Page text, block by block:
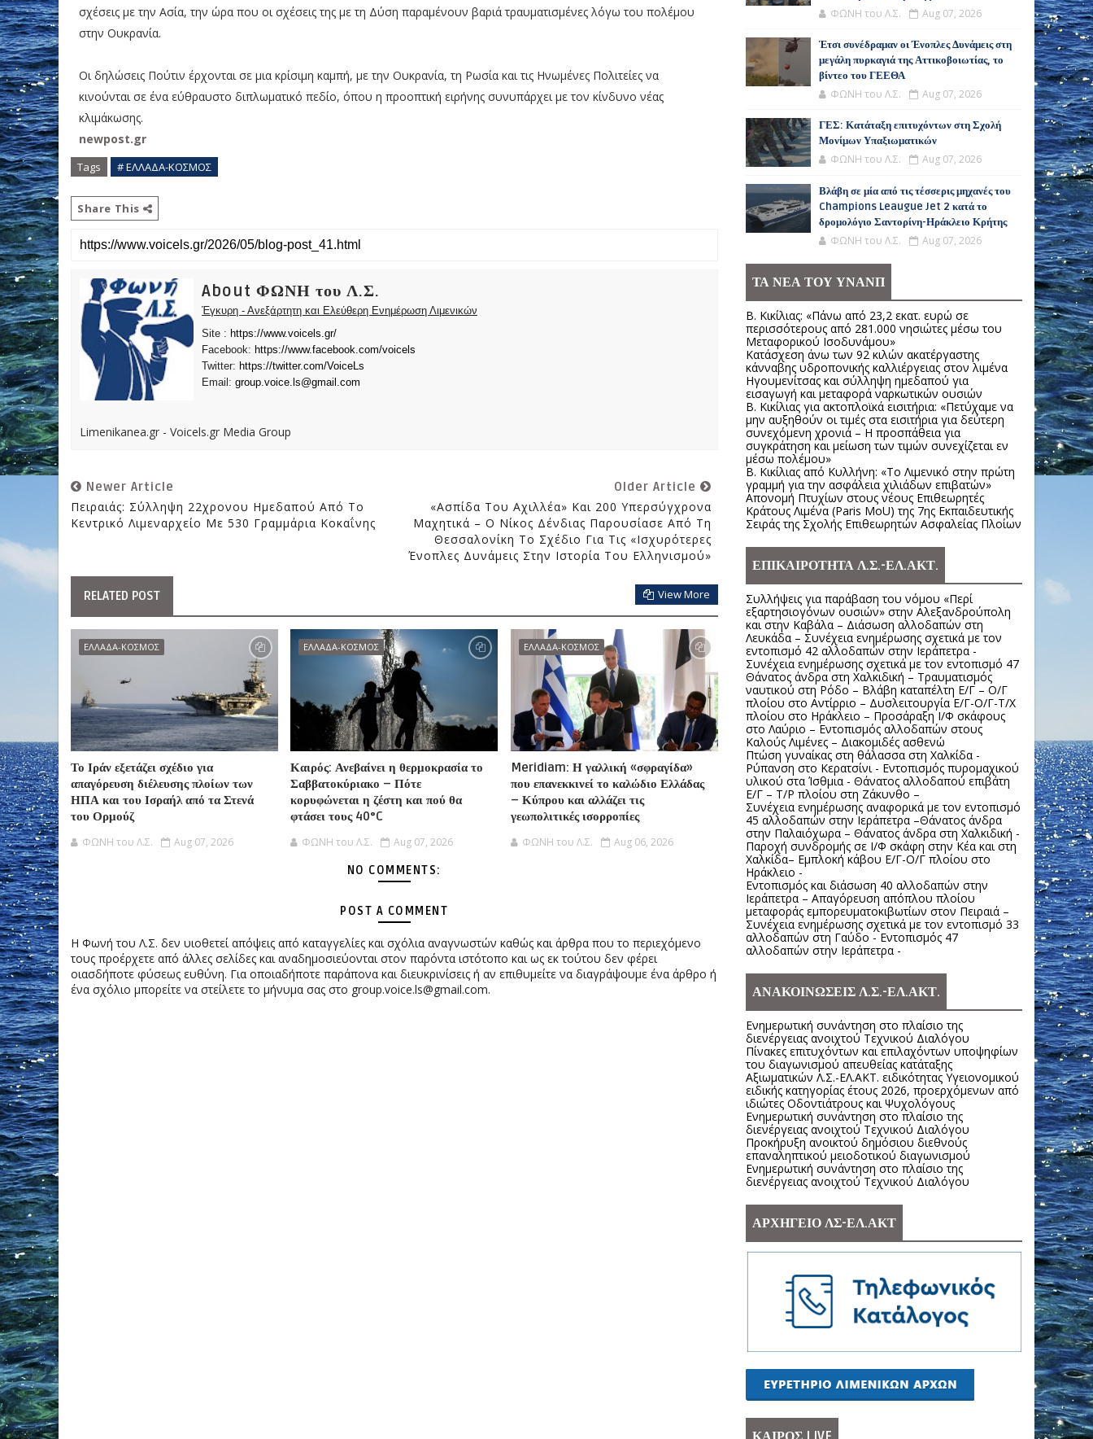
σχέσεις με την Ασία, την ώρα που οι σχέσεις της με τη Δύση παραμένουν βαριά τραυματισμένες λόγω του πολέμου
στην Ουκρανία.
Οι δηλώσεις Πούτιν έρχονται σε μια κρίσιμη καμπή, με την Ουκρανία, τη Ρωσία και τις Ηνωμένες Πολιτείες να
κινούνται σε ένα εύθραυστο διπλωματικό πεδίο, όπου η προοπτική ειρήνης συνυπάρχει με τον κίνδυνο νέας
κλιμάκωσης.
newpost.gr
Tags # ΕΛΛΑΔΑ-ΚΟΣΜΟΣ
Share This
About ΦΩΝΗ του Λ.Σ.
Έγκυρη - Ανεξάρτητη και Ελεύθερη Ενημέρωση Λιμενικών
Site : https://www.voicels.gr/
Facebook: https://www.facebook.com/voicels
Twitter: https://twitter.com/VoiceLs
Email: group.voice.ls@gmail.com
Limenikanea.gr - Voicels.gr Media Group
Newer Article
Πειραιάς: Σύλληψη 22χρονου Ημεδαπού Από Το
Κεντρικό Λιμεναρχείο Με 530 Γραμμάρια Κοκαΐνης
Older Article
«Ασπίδα Του Αχιλλέα» Και 200 Υπερσύγχρονα
Μαχητικά – Ο Νίκος Δένδιας Παρουσίασε Από Τη
Θεσσαλονίκη Το Σχέδιο Για Τις «ισχυρότερες
Ένοπλες Δυνάμεις Στην Ιστορία Του Ελληνισμού»
RELATED POST View More
ΕΛΛΑΔΑ-ΚΟΣΜΟΣ
Το Ιράν εξετάζει σχέδιο για
απαγόρευση διέλευσης πλοίων των
ΗΠΑ και του Ισραήλ από τα Στενά
του Ορμούζ
ΦΩΝΗ του Λ.Σ. Aug 07, 2026
ΕΛΛΑΔΑ-ΚΟΣΜΟΣ
Καιρός: Ανεβαίνει η θερμοκρασία το
Σαββατοκύριακο – Πότε
κορυφώνεται η ζέστη και πού θα
φτάσει τους 40°C
ΦΩΝΗ του Λ.Σ. Aug 07, 2026
ΕΛΛΑΔΑ-ΚΟΣΜΟΣ
Meridiam: Η γαλλική «σφραγίδα»
που επανεκκινεί το καλώδιο Ελλάδας
– Κύπρου και αλλάζει τις
γεωπολιτικές ισορροπίες
ΦΩΝΗ του Λ.Σ. Aug 06, 2026
NO COMMENTS:
POST A COMMENT
Η Φωνή του Λ.Σ. δεν υιοθετεί απόψεις από καταγγελίες και σχόλια αναγνωστών καθώς και άρθρα που το περιεχόμενο
τους προέρχετε από άλλες σελίδες και αναδημοσιεύονται στον παρόντα ιστότοπο και ως εκ τούτου δεν φέρει
οιασδήποτε φύσεως ευθύνη. Για οποιαδήποτε παράπονα και διευκρινίσεις ή αν επιθυμείτε να διαγράψουμε ένα άρθρο ή
ένα σχόλιο μπορείτε να στείλετε το μήνυμα σας στο group.voice.ls@gmail.com.
ΦΩΝΗ του Λ.Σ. Aug 07, 2026
Έτσι συνέδραμαν οι Ένοπλες Δυνάμεις στη
μεγάλη πυρκαγιά της Αττικοβοιωτίας, το
βίντεο του ΓΕΕΘΑ
ΦΩΝΗ του Λ.Σ. Aug 07, 2026
ΓΕΣ: Κατάταξη επιτυχόντων στη Σχολή
Μονίμων Υπαξιωματικών
ΦΩΝΗ του Λ.Σ. Aug 07, 2026
Βλάβη σε μία από τις τέσσερις μηχανές του
Champions Leaugue Jet 2 κατά το
δρομολόγιο Σαντορίνη-Ηράκλειο Κρήτης
ΦΩΝΗ του Λ.Σ. Aug 07, 2026
ΤΑ ΝΕΑ ΤΟΥ ΥΝΑΝΠ
Β. Κικίλιας: «Πάνω από 23,2 εκατ. ευρώ σε
περισσότερους από 281.000 νησιώτες μέσω του
Μεταφορικού Ισοδυνάμου»
Κατάσχεση άνω των 92 κιλών ακατέργαστης
κάνναβης υδροπονικής καλλιέργειας στον λιμένα
Ηγουμενίτσας και σύλληψη ημεδαπού για
εισαγωγή και μεταφορά ναρκωτικών ουσιών
Β. Κικίλιας για ακτοπλοϊκά εισιτήρια: «Πετύχαμε να
μην αυξηθούν οι τιμές στα εισιτήρια για δεύτερη
συνεχόμενη χρονιά – Η προσπάθεια για
συγκράτηση και μείωση των τιμών συνεχίζεται εν
μέσω πολέμου»
Β. Κικίλιας από Κυλλήνη: «Το Λιμενικό στην πρώτη
γραμμή για την ασφάλεια χιλιάδων επιβατών»
Απονομή Πτυχίων στους νέους Επιθεωρητές
Κράτους Λιμένα (Paris MoU) της 7ης Εκπαιδευτικής
Σειράς της Σχολής Επιθεωρητών Ασφαλείας Πλοίων
ΕΠΙΚΑΙΡΟΤΗΤΑ Λ.Σ.-ΕΛ.ΑΚΤ.
Συλλήψεις για παράβαση του νόμου «Περί
εξαρτησιογόνων ουσιών» στην Αλεξανδρούπολη
και στην Καβάλα – Διάσωση αλλοδαπών στη
Λευκάδα – Συνέχεια ενημέρωσης σχετικά με τον
εντοπισμό 42 αλλοδαπών στην Ιεράπετρα -
Συνέχεια ενημέρωσης σχετικά με τον εντοπισμό 47
Θάνατος άνδρα στη Χαλκιδική – Τραυματισμός
ναυτικού στη Ρόδο – Βλάβη καταπέλτη Ε/Γ – Ο/Γ
πλοίου στο Αντίρριο – Δυσλειτουργία Ε/Γ-Ο/Γ-Τ/Χ
πλοίου στο Ηράκλειο – Προσάραξη Ι/Φ σκάφους
στο Λαύριο – Εντοπισμός αλλοδαπών στους
Καλούς Λιμένες – Διακομιδές ασθενώ
Πτώση γυναίκας στη θάλασσα στη Χαλκίδα -
Ρύπανση στο Κερατσίνι - Εντοπισμός πυρομαχικού
υλικού στα Ίσθμια - Θάνατος αλλοδαπού επιβάτη
Ε/Γ – Τ/Ρ πλοίου στη Ζάκυνθο –
Συνέχεια ενημέρωσης αναφορικά με τον εντοπισμό
45 αλλοδαπών στην Ιεράπετρα –Θάνατος άνδρα
στην Παλαιόχωρα – Θάνατος άνδρα στη Χαλκιδική -
Παροχή συνδρομής σε Ι/Φ σκάφη στην Κέα και στη
Χαλκίδα– Εμπλοκή κάβου Ε/Γ-Ο/Γ πλοίου στο
Ηράκλειο -
Εντοπισμός και διάσωση 40 αλλοδαπών στην
Ιεράπετρα – Απαγόρευση απόπλου πλοίου
μεταφοράς εμπορευματοκιβωτίων στον Πειραιά –
Συνέχεια ενημέρωσης σχετικά με τον εντοπισμό 33
αλλοδαπών στη Γαύδο - Εντοπισμός 47
αλλοδαπών στην Ιεράπετρα -
ΑΝΑΚΟΙΝΩΣΕΙΣ Λ.Σ.-ΕΛ.ΑΚΤ.
Ενημερωτική συνάντηση στο πλαίσιο της
διενέργειας ανοιχτού Τεχνικού Διαλόγου
Πίνακες επιτυχόντων και επιλαχόντων υποψηφίων
του διαγωνισμού απευθείας κατάταξης
Αξιωματικών Λ.Σ.-ΕΛ.ΑΚΤ. ειδικότητας Υγειονομικού
ειδικής κατηγορίας έτους 2026, προερχόμενων από
ιδιώτες Οδοντιάτρους και Ψυχολόγους
Ενημερωτική συνάντηση στο πλαίσιο της
διενέργειας ανοιχτού Τεχνικού Διαλόγου
Προκήρυξη ανοικτού δημόσιου διεθνούς
επαναληπτικού μειοδοτικού διαγωνισμού
Ενημερωτική συνάντηση στο πλαίσιο της
διενέργειας ανοιχτού Τεχνικού Διαλόγου
ΑΡΧΗΓΕΙΟ ΛΣ-ΕΛ.ΑΚΤ